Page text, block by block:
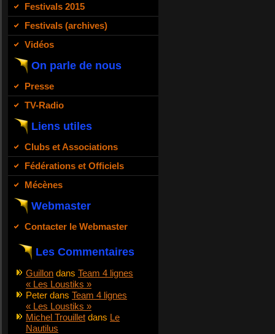
Festivals 2015
Festivals (archives)
Vidéos
On parle de nous
Presse
TV-Radio
Liens utiles
Clubs et Associations
Fédérations et Officiels
Mécènes
Webmaster
Contacter le Webmaster
Les Commentaires
Guillon dans Team 4 lignes
« Les Loustiks »
Peter dans Team 4 lignes
« Les Loustiks »
Michel Trouillet dans Le
Nautilus